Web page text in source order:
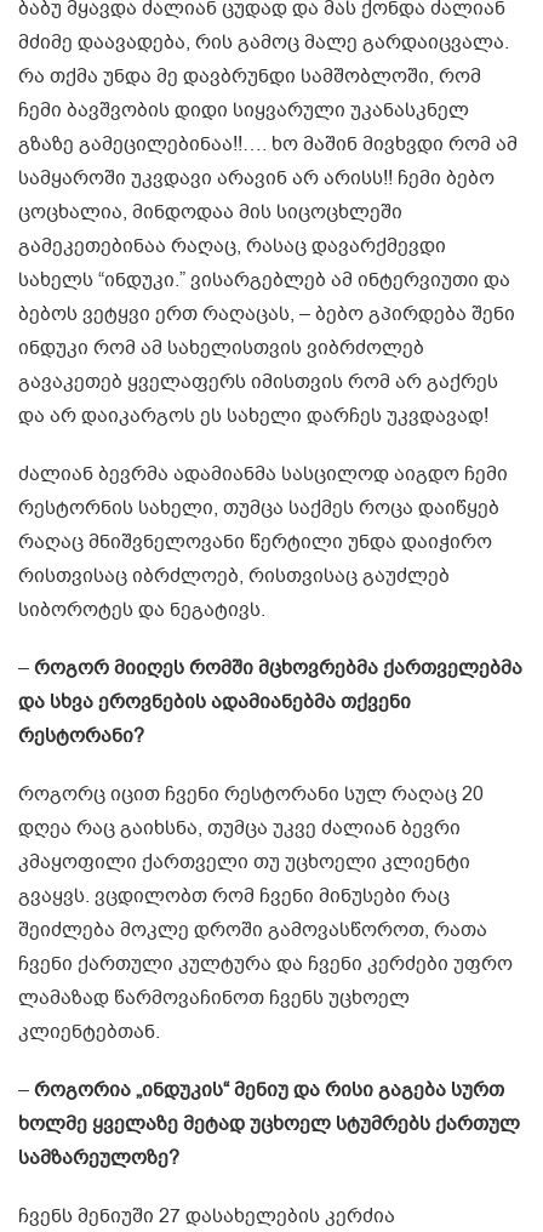
ბაბუ მყავდა ძალიან ცუდად და მას ქონდა ძალიან
მძიმე დაავადება, რის გამოც მალე გარდაიცვალა.
რა თქმა უნდა მე დავბრუნდი სამშობლოში, რომ
ჩემი ბავშვობის დიდი სიყვარული უკანასკნელ
გზაზე გამეცილებინაა!!…. ხო მაშინ მივხვდი რომ ამ
სამყაროში უკვდავი არავინ არ არისს!! ჩემი ბებო
ცოცხალია, მინდოდაა მის სიცოცხლეში
გამეკეთებინაა რაღაც, რასაც დავარქმევდი
სახელს “ინდუკი.” ვისარგებლებ ამ ინტერვიუთი და
ბებოს ვეტყვი ერთ რაღაცას, – ბებო გპირდება შენი
ინდუკი რომ ამ სახელისთვის ვიბრძოლებ
გავაკეთებ ყველაფერს იმისთვის რომ არ გაქრეს
და არ დაიკარგოს ეს სახელი დარჩეს უკვდავად!
ძალიან ბევრმა ადამიანმა სასცილოდ აიგდო ჩემი
რესტორნის სახელი, თუმცა საქმეს როცა დაიწყებ
რაღაც მნიშვნელოვანი წერტილი უნდა დაიჭირო
რისთვისაც იბრძლოებ, რისთვისაც გაუძლებ
სიბოროტეს და ნეგატივს.
–როგორ მიიღეს რომში მცხოვრებმა ქართველებმა
და სხვა ეროვნების ადამიანებმა თქვენი
რესტორანი?
როგორც იცით ჩვენი რესტორანი სულ რაღაც 20
დღეა რაც გაიხსნა, თუმცა უკვე ძალიან ბევრი
კმაყოფილი ქართველი თუ უცხოელი კლიენტი
გვაყვს. ვცდილობთ რომ ჩვენი მინუსები რაც
შეიძლება მოკლე დროში გამოვასწოროთ, რათა
ჩვენი ქართული კულტურა და ჩვენი კერძები უფრო
ლამაზად წარმოვაჩინოთ ჩვენს უცხოელ
კლიენტებთან.
–როგორია „ინდუკის“ მენიუ და რისი გაგება სურთ
ხოლმე ყველაზე მეტად უცხოელ სტუმრებს ქართულ
სამზარეულოზე?
ჩვენს მენიუში 27 დასახელების კერძია